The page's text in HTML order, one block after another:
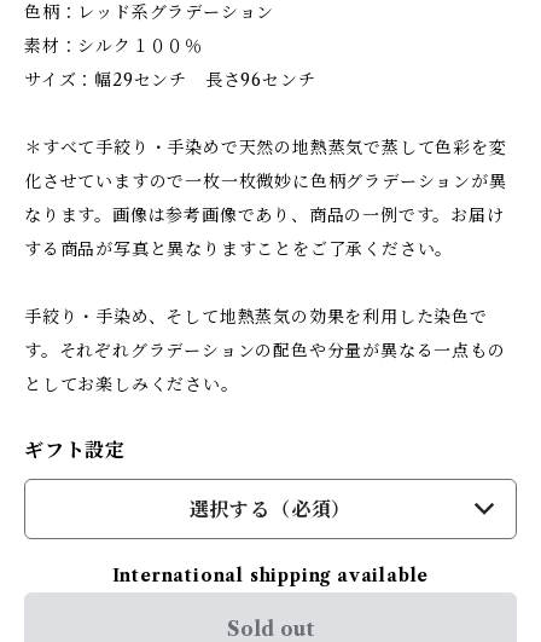
色柄：レッド系グラデーション
素材：シルク１００％
サイズ：幅29センチ 長さ96センチ
＊すべて手絞り・手染めで天然の地熱蒸気で蒸して色彩を変
化させていますので一枚一枚微妙に色柄グラデーションが異
なります。画像は参考画像であり、商品の一例です。お届け
する商品が写真と異なりますことをご了承ください。
手絞り・手染め、そして地熱蒸気の効果を利用した染色で
す。それぞれグラデーションの配色や分量が異なる一点もの
としてお楽しみください。
ギフト設定
選択する（必須）
International shipping available
Sold out